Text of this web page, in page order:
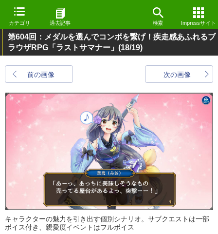
カテゴリ 過去記事 検索 Impressサイト
第604回：メダルを選んでコンボを繋げ！疾走感あふれるブ
ラウザRPG「ラストサマナー」 (18/19)
前の画像 次の画像
キャラクターの魅力を引き出す個別シナリオ。サブクエストは一部
ボイス付き、親愛度イベントはフルボイス